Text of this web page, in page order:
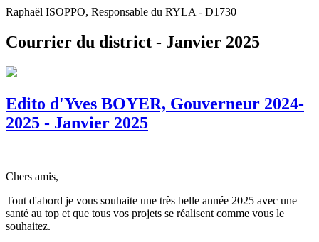
Raphaël ISOPPO, Responsable du RYLA - D1730
Courrier du district - Janvier 2025
Edito d'Yves BOYER, Gouverneur 2024-
2025 - Janvier 2025
Chers amis,
Tout d'abord je vous souhaite une très belle année 2025 avec une
santé au top et que tous vos projets se réalisent comme vous le
souhaitez.